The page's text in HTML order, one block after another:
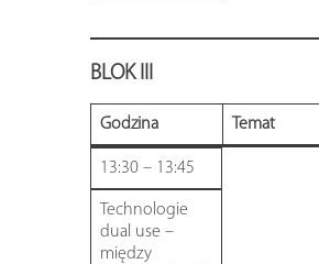
BLOK III
Godzina Temat
13:30 – 13:45
Technologie
dual use –
między